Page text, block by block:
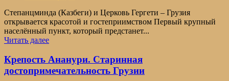
Степанцминда (Казбеги) и Церковь Гергети – Грузия
открывается красотой и гостеприимством Первый крупный
населённый пункт, который предстанет...
Читать далееПрочитать
о
Степанцминда
(Казбеги)
Крепость Ананури. Старинная
достопримечательность Грузии